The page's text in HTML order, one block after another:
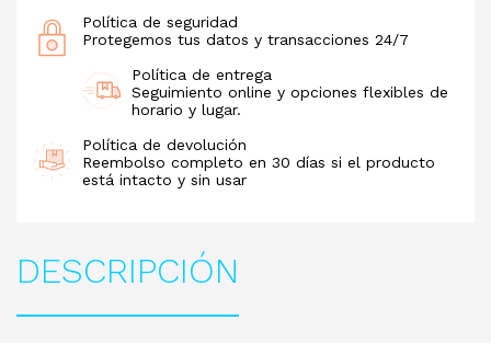
Política de seguridad
Protegemos tus datos y transacciones 24/7
Política de entrega
Seguimiento online y opciones flexibles de
horario y lugar.
Política de devolución
Reembolso completo en 30 días si el producto
está intacto y sin usar
DESCRIPCIÓN